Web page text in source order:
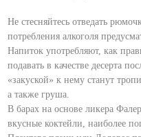
Не стесняйтесь отведать
потребления алкоголя
Напиток употребляют, как
подавать в качестве десерта
«закуской» к нему станут
а также груша.
В барах на основе ликера
вкусные коктейли, наиболее